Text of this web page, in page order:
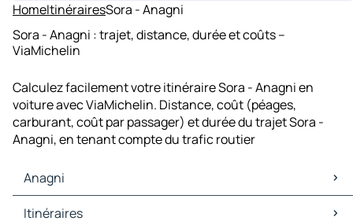
HomeItinérairesSora - Anagni
Sora - Anagni : trajet, distance, durée et coûts –
ViaMichelin
Calculez facilement votre itinéraire Sora - Anagni en
voiture avec ViaMichelin. Distance, coût (péages,
carburant, coût par passager) et durée du trajet Sora -
Anagni, en tenant compte du trafic routier
Anagni
Anagni Cartes et plans
Itinéraires